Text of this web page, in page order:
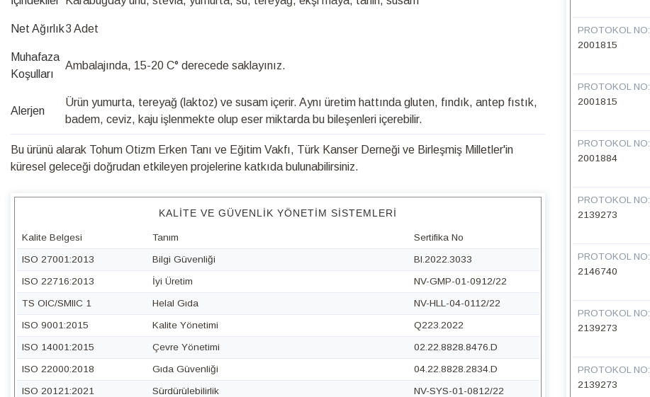
PROTOKOL NO:
2001815
PROTOKOL NO:
2001815
PROTOKOL NO:
2001884
PROTOKOL NO:
2139273
PROTOKOL NO:
2146740
PROTOKOL NO:
2139273
PROTOKOL NO:
2139273
Net Ağırlık3 Adet
Muhafaza
Koşulları
Ambalajında, 15-20 C° derecede saklayınız.
Alerjen
Ürün yumurta, tereyağ (laktoz) ve susam içerir. Aynı üretim hattında gluten, fındık, antep fıstık,
badem, ceviz, kaju işlenmekte olup eser miktarda bu bileşenleri içerebilir.
Bu ürünü alarak Tohum Otizm Erken Tanı ve Eğitim Vakfı, Türk Kanser Derneği ve Birleşmiş Milletler'in
küresel geleceği doğrudan etkileyen projelerine katkıda bulunabilirsiniz.
KALITE VE GÜVENLIK YÖNETIM SISTEMLERI
Kalite Belgesi Tanım Sertifika No
ISO 27001:2013 Bilgi Güvenliği BI.2022.3033
ISO 22716:2013 İyi Üretim NV-GMP-01-0912/22
TS OIC/SMIIC 1 Helal Gıda NV-HLL-04-0112/22
ISO 9001:2015 Kalite Yönetimi Q223.2022
ISO 14001:2015 Çevre Yönetimi 02.22.8828.8476.D
ISO 22000:2018 Gıda Güvenliği 04.22.8828.2834.D
ISO 20121:2021 Sürdürülebilirlik NV-SYS-01-0812/22